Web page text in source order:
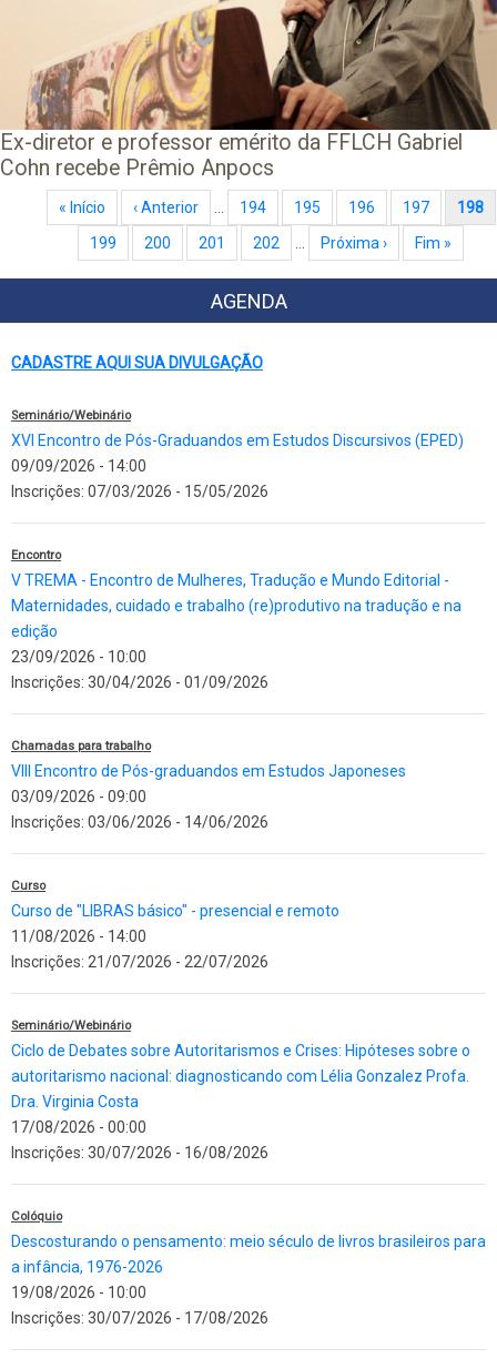
Ex-diretor e professor emérito da FFLCH Gabriel
Cohn recebe Prêmio Anpocs
Paginação
Primeira página
« Início Página anterior
‹ Anterior Page
194 Page
195 Page
196 Page
197 Página atual
198
Page
199 Page
200 Page
201 Page
202 Próxima página
Próxima › Última página
Fim »
AGENDA
CADASTRE AQUI SUA DIVULGAÇÃO
Seminário/Webinário
XVI Encontro de Pós-Graduandos em Estudos Discursivos (EPED)
09/09/2026 - 14:00
Inscrições: 07/03/2026 - 15/05/2026
Encontro
V TREMA - Encontro de Mulheres, Tradução e Mundo Editorial -
Maternidades, cuidado e trabalho (re)produtivo na tradução e na
edição
23/09/2026 - 10:00
Inscrições: 30/04/2026 - 01/09/2026
Chamadas para trabalho
VIII Encontro de Pós-graduandos em Estudos Japoneses
03/09/2026 - 09:00
Inscrições: 03/06/2026 - 14/06/2026
Curso
Curso de "LIBRAS básico" - presencial e remoto
11/08/2026 - 14:00
Inscrições: 21/07/2026 - 22/07/2026
Seminário/Webinário
Ciclo de Debates sobre Autoritarismos e Crises: Hipóteses sobre o
autoritarismo nacional: diagnosticando com Lélia Gonzalez Profa.
Dra. Virginia Costa
17/08/2026 - 00:00
Inscrições: 30/07/2026 - 16/08/2026
Colóquio
Descosturando o pensamento: meio século de livros brasileiros para
a infância, 1976-2026
19/08/2026 - 10:00
Inscrições: 30/07/2026 - 17/08/2026